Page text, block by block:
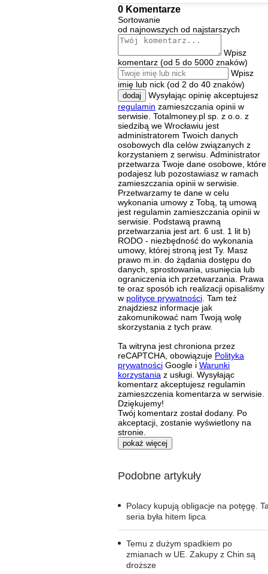
0 Komentarze
Sortowanie
od najnowszych od najstarszych
Wpisz
komentarz (od 5 do 5000 znaków)
Wpisz
imię lub nick (od 2 do 40 znaków)
dodaj
Wysyłając opinię akceptujesz
regulamin zamieszczania opinii w
serwisie. Totalmoney.pl sp. z o.o. z
siedzibą we Wrocławiu jest
administratorem Twoich danych
osobowych dla celów związanych z
korzystaniem z serwisu. Administrator
przetwarza Twoje dane osobowe, które
podajesz lub pozostawiasz w ramach
zamieszczania opinii w serwisie.
Przetwarzamy te dane w celu
wykonania umowy z Tobą, tą umową
jest regulamin zamieszczania opinii w
serwisie. Podstawą prawną
przetwarzania jest art. 6 ust. 1 lit b)
RODO - niezbędność do wykonania
umowy, której stroną jest Ty. Masz
prawo m.in. do żądania dostępu do
danych, sprostowania, usunięcia lub
ograniczenia ich przetwarzania. Prawa
te oraz sposób ich realizacji opisaliśmy
w polityce prywatności . Tam też
znajdziesz informacje jak
zakomunikować nam Twoją wolę
skorzystania z tych praw.
Ta witryna jest chroniona przez
reCAPTCHA, obowiązuje Polityka
prywatności Google i Warunki
korzystania z usługi. Wysyłając
komentarz akceptujesz regulamin
zamieszczenia komentarza w serwisie.
Dziękujemy!
Twój komentarz został dodany. Po
akceptacji, zostanie wyświetlony na
stronie.
pokaż więcej
Podobne artykuły
Polacy kupują obligacje na potęgę.
seria była hitem lipca
Temu z dużym spadkiem po
zmianach w UE. Zakupy z Chin są
droższe